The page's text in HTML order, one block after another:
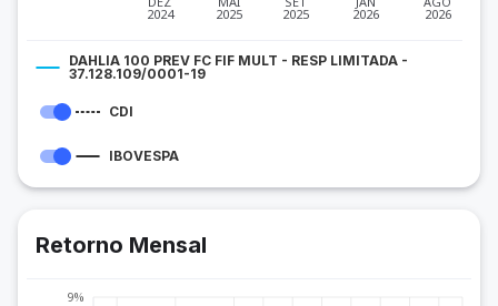
2024 2025 2025 2026 2026
DAHLIA 100 PREV FC FIF MULT - RESP LIMITADA -
37.128.109/0001-19
CDI
IBOVESPA
Retorno Mensal
9%